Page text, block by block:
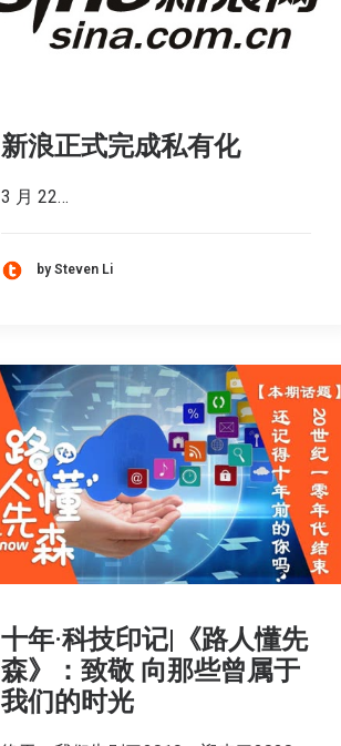
新浪正式完成私有化
3 月 22…
by Steven Li
十年·科技印记|《路人懂先
森》：致敬 向那些曾属于
我们的时光